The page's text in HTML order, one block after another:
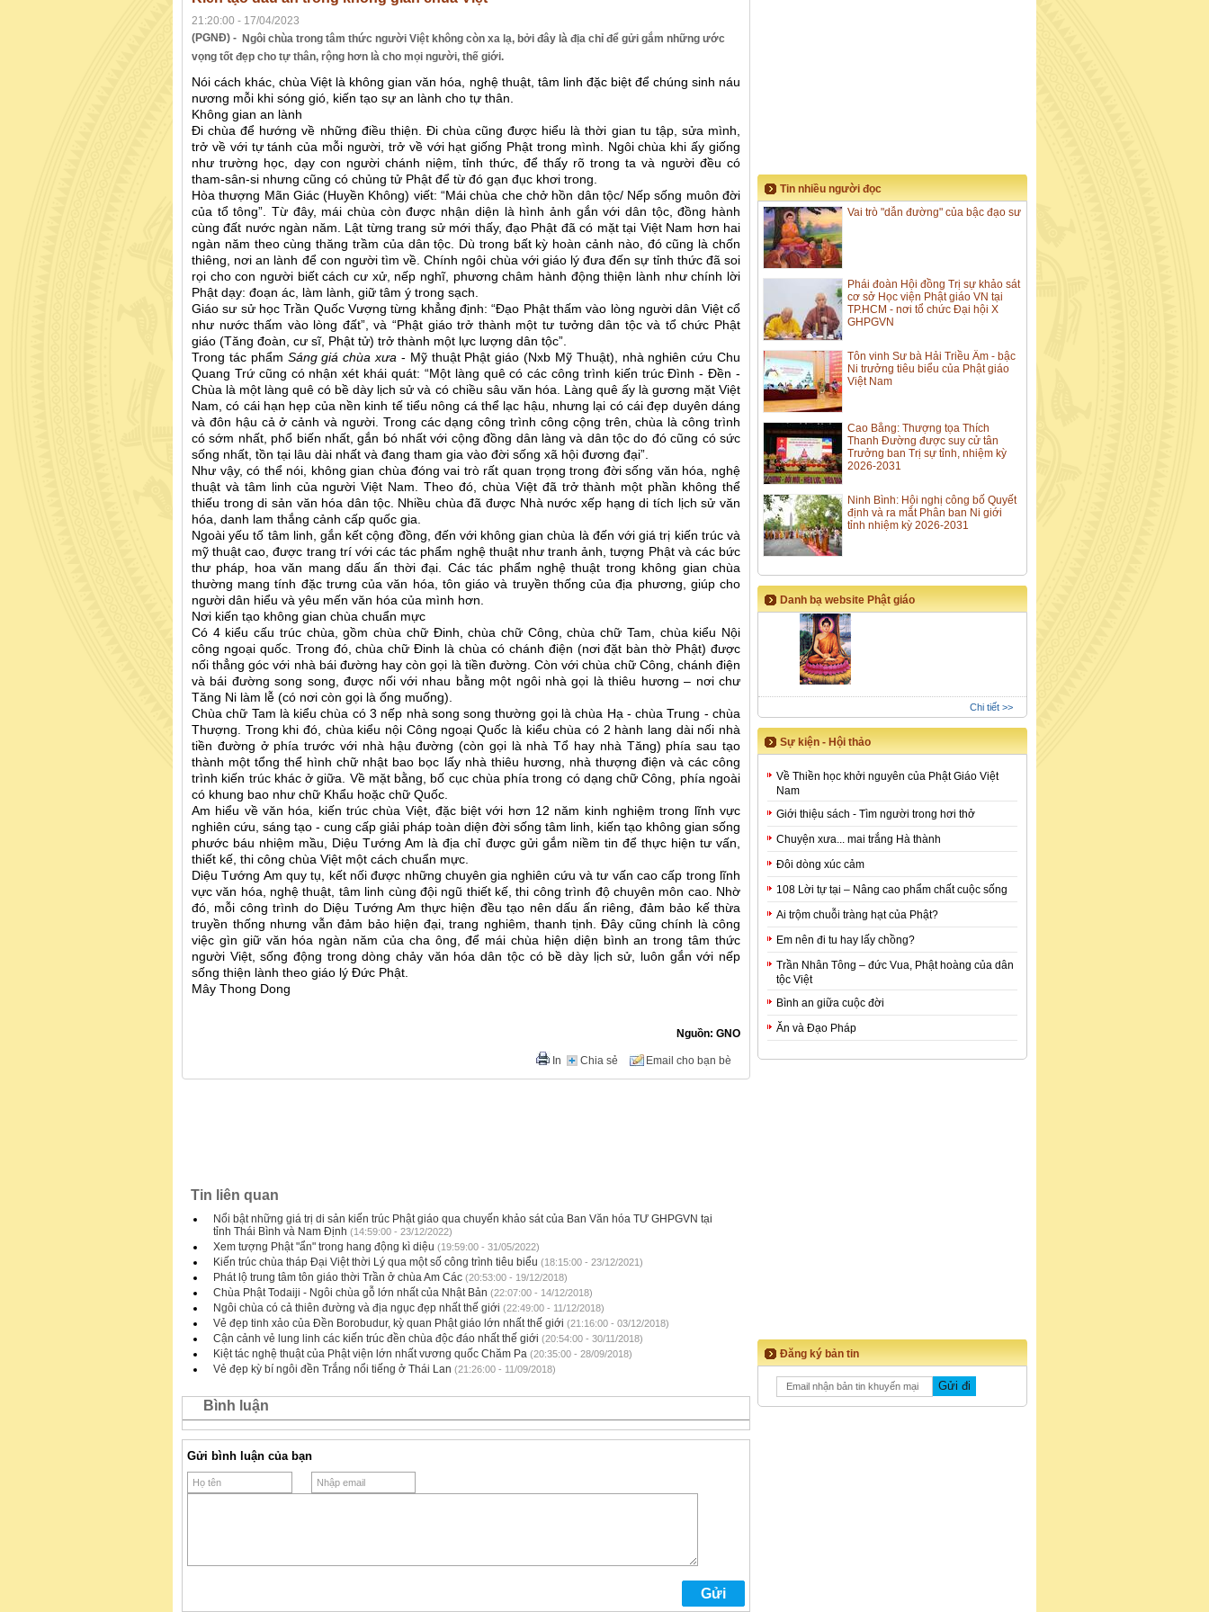
21:20:00 - 17/04/2023
(PGNĐ) - Ngôi chùa trong tâm thức người Việt không còn xa lạ, bởi đây là địa chỉ để gửi gắm những ước
vọng tốt đẹp cho tự thân, rộng hơn là cho mọi người, thế giới.
Nói cách khác, chùa Việt là không gian văn hóa, nghệ thuật, tâm linh đặc biệt để chúng sinh náu
nương mỗi khi sóng gió, kiến tạo sự an lành cho tự thân.
Không gian an lành
Đi chùa để hướng về những điều thiện. Đi chùa cũng được hiểu là thời gian tu tập, sửa mình,
trở về với tự tánh của mỗi người, trở về với hạt giống Phật trong mình. Ngôi chùa khi ấy giống
như trường học, dạy con người chánh niệm, tỉnh thức, để thấy rõ trong ta và người đều có
tham-sân-si nhưng cũng có chủng tử Phật để từ đó gạn đục khơi trong.
Hòa thượng Mãn Giác (Huyền Không) viết: “Mái chùa che chở hồn dân tộc/ Nếp sống muôn đời
của tổ tông”. Từ đây, mái chùa còn được nhận diện là hình ảnh gắn với dân tộc, đồng hành
cùng đất nước ngàn năm. Lật từng trang sử mới thấy, đạo Phật đã có mặt tại Việt Nam hơn hai
ngàn năm theo cùng thăng trầm của dân tộc. Dù trong bất kỳ hoàn cảnh nào, đó cũng là chốn
thiêng, nơi an lành để con người tìm về. Chính ngôi chùa với giáo lý đưa đến sự tỉnh thức đã soi
rọi cho con người biết cách cư xử, nếp nghĩ, phương châm hành động thiện lành như chính lời
Phật dạy: đoạn ác, làm lành, giữ tâm ý trong sạch.
Giáo sư sử học Trần Quốc Vượng từng khẳng định: “Đạo Phật thấm vào lòng người dân Việt cổ
như nước thấm vào lòng đất”, và “Phật giáo trở thành một tư tưởng dân tộc và tổ chức Phật
giáo (Tăng đoàn, cư sĩ, Phật tử) trở thành một lực lượng dân tộc”.
Trong tác phẩm Sáng giá chùa xưa - Mỹ thuật Phật giáo (Nxb Mỹ Thuật), nhà nghiên cứu Chu
Quang Trứ cũng có nhận xét khái quát: “Một làng quê có các công trình kiến trúc Đình - Đền -
Chùa là một làng quê có bề dày lịch sử và có chiều sâu văn hóa. Làng quê ấy là gương mặt Việt
Nam, có cái hạn hẹp của nền kinh tế tiểu nông cá thể lạc hậu, nhưng lại có cái đẹp duyên dáng
và đôn hậu cả ở cảnh và người. Trong các dạng công trình công cộng trên, chùa là công trình
có sớm nhất, phổ biến nhất, gắn bó nhất với cộng đồng dân làng và dân tộc do đó cũng có sức
sống nhất, tồn tại lâu dài nhất và đang tham gia vào đời sống xã hội đương đại”.
Như vậy, có thể nói, không gian chùa đóng vai trò rất quan trọng trong đời sống văn hóa, nghệ
thuật và tâm linh của người Việt Nam. Theo đó, chùa Việt đã trở thành một phần không thể
thiếu trong di sản văn hóa dân tộc. Nhiều chùa đã được Nhà nước xếp hạng di tích lịch sử văn
hóa, danh lam thắng cảnh cấp quốc gia.
Ngoài yếu tố tâm linh, gắn kết cộng đồng, đến với không gian chùa là đến với giá trị kiến trúc và
mỹ thuật cao, được trang trí với các tác phẩm nghệ thuật như tranh ảnh, tượng Phật và các bức
thư pháp, hoa văn mang dấu ấn thời đại. Các tác phẩm nghệ thuật trong không gian chùa
thường mang tính đặc trưng của văn hóa, tôn giáo và truyền thống của địa phương, giúp cho
người dân hiểu và yêu mến văn hóa của mình hơn.
Nơi kiến tạo không gian chùa chuẩn mực
Có 4 kiểu cấu trúc chùa, gồm chùa chữ Đinh, chùa chữ Công, chùa chữ Tam, chùa kiểu Nội
công ngoại quốc. Trong đó, chùa chữ Đinh là chùa có chánh điện (nơi đặt bàn thờ Phật) được
nối thẳng góc với nhà bái đường hay còn gọi là tiền đường. Còn với chùa chữ Công, chánh điện
và bái đường song song, được nối với nhau bằng một ngôi nhà gọi là thiêu hương – nơi chư
Tăng Ni làm lễ (có nơi còn gọi là ống muống).
Chùa chữ Tam là kiểu chùa có 3 nếp nhà song song thường gọi là chùa Hạ - chùa Trung - chùa
Thượng. Trong khi đó, chùa kiểu nội Công ngoại Quốc là kiểu chùa có 2 hành lang dài nối nhà
tiền đường ở phía trước với nhà hậu đường (còn gọi là nhà Tổ hay nhà Tăng) phía sau tạo
thành một tổng thể hình chữ nhật bao bọc lấy nhà thiêu hương, nhà thượng điện và các công
trình kiến trúc khác ở giữa. Về mặt bằng, bố cục chùa phía trong có dạng chữ Công, phía ngoài
có khung bao như chữ Khẩu hoặc chữ Quốc.
Am hiểu về văn hóa, kiến trúc chùa Việt, đặc biệt với hơn 12 năm kinh nghiệm trong lĩnh vực
nghiên cứu, sáng tạo - cung cấp giải pháp toàn diện đời sống tâm linh, kiến tạo không gian sống
phước báu nhiệm mầu, Diệu Tướng Am là địa chỉ được gửi gắm niềm tin để thực hiện tư vấn,
thiết kế, thi công chùa Việt một cách chuẩn mực.
Diệu Tướng Am quy tụ, kết nối được những chuyên gia nghiên cứu và tư vấn cao cấp trong lĩnh
vực văn hóa, nghệ thuật, tâm linh cùng đội ngũ thiết kế, thi công trình độ chuyên môn cao. Nhờ
đó, mỗi công trình do Diệu Tướng Am thực hiện đều tạo nên dấu ấn riêng, đảm bảo kế thừa
truyền thống nhưng vẫn đảm bảo hiện đại, trang nghiêm, thanh tịnh. Đây cũng chính là công
việc gìn giữ văn hóa ngàn năm của cha ông, để mái chùa hiện diện bình an trong tâm thức
người Việt, sống động trong dòng chảy văn hóa dân tộc có bề dày lịch sử, luôn gắn với nếp
sống thiện lành theo giáo lý Đức Phật.
Mây Thong Dong
Nguồn: GNO
Chia sẻ
In Email cho bạn bè
Tin liên quan
Nổi bật những giá trị di sản kiến trúc Phật giáo qua chuyến khảo sát của Ban Văn hóa TƯ GHPGVN tại
tỉnh Thái Bình và Nam Định (14:59:00 - 23/12/2022)
Xem tượng Phật "ẩn" trong hang động kì diệu (19:59:00 - 31/05/2022)
Kiến trúc chùa tháp Ðại Việt thời Lý qua một số công trình tiêu biểu (18:15:00 - 23/12/2021)
Phát lộ trung tâm tôn giáo thời Trần ở chùa Am Các (20:53:00 - 19/12/2018)
Chùa Phật Todaiji - Ngôi chùa gỗ lớn nhất của Nhật Bản (22:07:00 - 14/12/2018)
Ngôi chùa có cả thiên đường và địa ngục đẹp nhất thế giới (22:49:00 - 11/12/2018)
Vẻ đẹp tinh xảo của Đền Borobudur, kỳ quan Phật giáo lớn nhất thế giới (21:16:00 - 03/12/2018)
Cận cảnh vẻ lung linh các kiến trúc đền chùa độc đáo nhất thế giới (20:54:00 - 30/11/2018)
Kiệt tác nghệ thuật của Phật viện lớn nhất vương quốc Chăm Pa (20:35:00 - 28/09/2018)
Vẻ đẹp kỳ bí ngôi đền Trắng nổi tiếng ở Thái Lan (21:26:00 - 11/09/2018)
Bình luận
Gửi bình luận của bạn
Tin nhiều người đọc
Vai trò "dẫn đường" của bậc đạo sư
Phái đoàn Hội đồng Trị sự khảo sát
cơ sở Học viện Phật giáo VN tại
TP.HCM - nơi tổ chức Đại hội X
GHPGVN
Tôn vinh Sư bà Hải Triều Âm - bậc
Ni trưởng tiêu biểu của Phật giáo
Việt Nam
Cao Bằng: Thượng tọa Thích
Thanh Đường được suy cử tân
Trưởng ban Trị sự tỉnh, nhiệm kỳ
2026-2031
Ninh Bình: Hội nghị công bố Quyết
định và ra mắt Phân ban Ni giới
tỉnh nhiệm kỳ 2026-2031
Danh bạ website Phật giáo
Chi tiết >>
Sự kiện - Hội thảo
Về Thiền học khởi nguyên của Phật Giáo Việt
Nam
Giới thiệu sách - Tìm người trong hơi thở
Chuyện xưa... mai trắng Hà thành
Đôi dòng xúc cảm
108 Lời tự tại – Nâng cao phẩm chất cuộc sống
Ai trộm chuỗi tràng hạt của Phật?
Em nên đi tu hay lấy chồng?
Trần Nhân Tông – đức Vua, Phật hoàng của dân
tộc Việt
Bình an giữa cuộc đời
Ăn và Đạo Pháp
Đăng ký bản tin